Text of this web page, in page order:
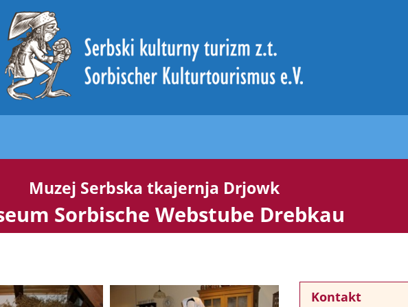
Muzej Serbska tkajernja Drjowk
Sorbische Webstube Drebkau
Kontakt